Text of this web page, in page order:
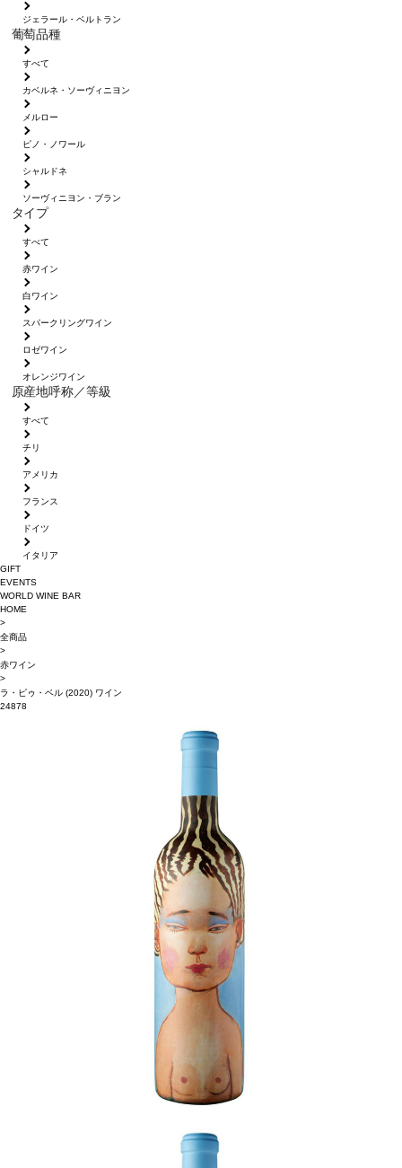
ジェラール・ベルトラン
葡萄品種
すべて
カベルネ・ソーヴィニヨン
メルロー
ピノ・ノワール
シャルドネ
ソーヴィニヨン・ブラン
タイプ
すべて
赤ワイン
白ワイン
スパークリングワイン
ロゼワイン
オレンジワイン
原産地呼称／等級
すべて
チリ
アメリカ
フランス
ドイツ
イタリア
GIFT
EVENTS
WORLD WINE BAR
HOME
>
全商品
>
赤ワイン
>
ラ・ピゥ・ベル (2020) ワイン
24878